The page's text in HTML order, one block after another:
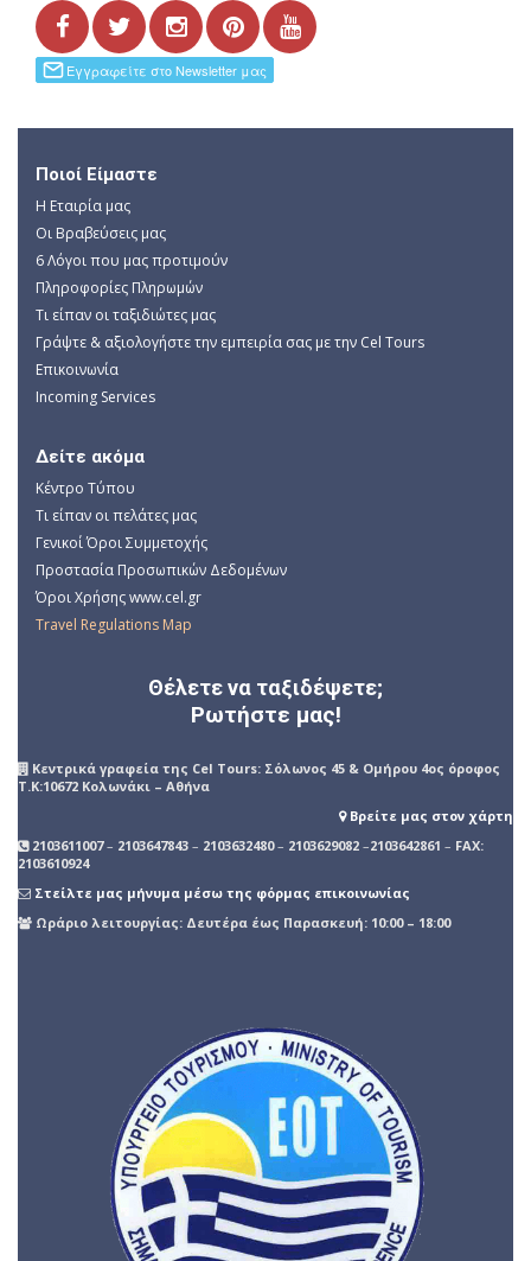
Ποιοί Είμαστε
Η Εταιρία μας
Οι Βραβεύσεις μας
6 Λόγοι που μας προτιμούν
Πληροφορίες Πληρωμών
Τι είπαν οι ταξιδιώτες μας
Γράψτε & αξιολογήστε την εμπειρία σας με την Cel Tours
Επικοινωνία
Incoming Services
Δείτε ακόμα
Κέντρο Τύπου
Τι είπαν οι πελάτες μας
Γενικοί Όροι Συμμετοχής
Προστασία Προσωπικών Δεδομένων
Όροι Χρήσης www.cel.gr
Travel Regulations Map
Θέλετε να ταξιδέψετε;
Ρωτήστε μας!
Kεντρικά γραφεία της Cel Tours: Σόλωνος 45 & Ομήρου 4ος όροφος
Τ.Κ:10672 Κολωνάκι – Αθήνα
Βρείτε μας στον χάρτη
2103611007– 2103647843 – 2103632480– 2103629082 –2103642861 – FAX:
2103610924
Στείλτε μας μήνυμα μέσω της φόρμας επικοινωνίας
Ωράριο λειτουργίας: Δευτέρα έως Παρασκευή: 10:00 – 18:00